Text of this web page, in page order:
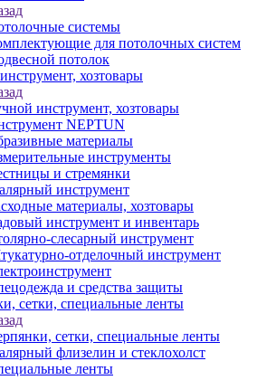
системы
для потолочных систем
потолок
хозтовары
инструмент, хозтовары
NEPTUN
материалы
инструменты
и стремянки
инструмент
материалы, хозтовары
инструмент и инвентарь
слесарный инструмент
отделочный инструмент
и средства защиты
сетки, специальные ленты
сетки, специальные ленты
флизелин и стеклохолст
ленты